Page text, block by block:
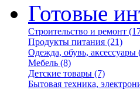
Готовые
Строительство и ремонт
Продукты питания (21)
Одежда, обувь, аксессуары
Мебель (8)
Детские товары (7)
Бытовая техника,